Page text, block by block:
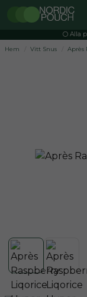
⚪️ Alla
Hem
Vitt Snus Après